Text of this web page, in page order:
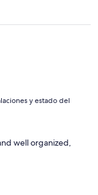
y estado del
well organized,